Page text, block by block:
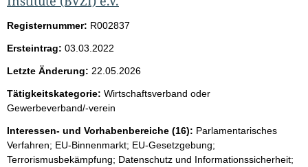
Registernummer: R002837
Ersteintrag: 03.03.2022
Letzte Änderung: 22.05.2026
Tätigkeitskategorie: Wirtschaftsverband oder
Gewerbeverband/-verein
Interessen- und Vorhabenbereiche (16): Parlamentarisches
Verfahren; EU-Binnenmarkt; EU-Gesetzgebung;
Terrorismusbekämpfung; Datenschutz und Informationssicherheit;